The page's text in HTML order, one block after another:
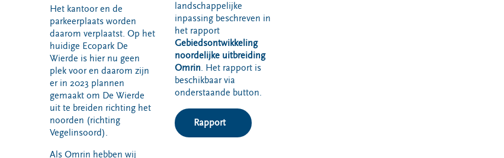
Het kantoor en de
parkeerplaats worden
daarom verplaatst. Op het
huidige Ecopark De
Wierde is hier nu geen
plek voor en daarom zijn
er in 2023 plannen
gemaakt om De Wierde
uit te breiden richting het
noorden (richting
Vegelinsoord).
Als Omrin hebben wij
landschappelijke
inpassing beschreven in
het rapport
Gebiedsontwikkeling
noordelijke uitbreiding
Omrin. Het rapport is
beschikbaar via
onderstaande button.
Rapport